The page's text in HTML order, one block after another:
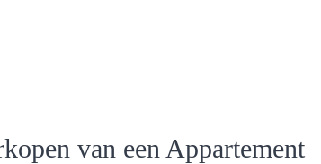
van een Appartement